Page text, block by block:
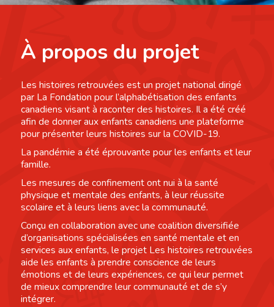
À propos du projet
Les histoires retrouvées est un projet national dirigé
par La Fondation pour l’alphabétisation des enfants
canadiens visant à raconter des histoires. Il a été créé
afin de donner aux enfants canadiens une plateforme
pour présenter leurs histoires sur la COVID-19.
La pandémie a été éprouvante pour les enfants et leur
famille.
Les mesures de confinement ont nui à la santé
physique et mentale des enfants, à leur réussite
scolaire et à leurs liens avec la communauté.
Conçu en collaboration avec une coalition diversifiée
d’organisations spécialisées en santé mentale et en
services aux enfants, le projet Les histoires retrouvées
aide les enfants à prendre conscience de leurs
émotions et de leurs expériences, ce qui leur permet
de mieux comprendre leur communauté et de s’y
intégrer.